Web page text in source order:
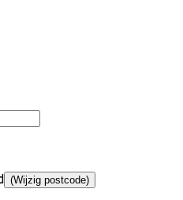
(Wijzig postcode)